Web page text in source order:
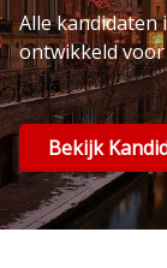
Alle
ontwikkeld
Bekijk